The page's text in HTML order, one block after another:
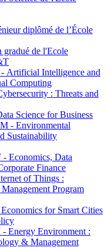
diplômé de l’École
de l'Ecole
Artificial Intelligence and
Computing
: Threats and
Science for Business
- Environmental
Sustainability
Economics, Data
Finance
of Things :
Program
for Smart Cities
Energy Environment :
& Management